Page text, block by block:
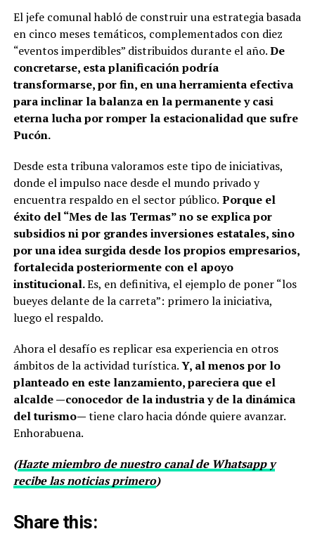
El jefe comunal habló de construir una estrategia basada
en cinco meses temáticos, complementados con diez
“eventos imperdibles” distribuidos durante el año.De
concretarse, esta planificación podría
transformarse, por fin, en una herramienta efectiva
para inclinar la balanza en la permanente y casi
eterna lucha por romper la estacionalidad que sufre
Pucón.
Desde esta tribuna valoramos este tipo de iniciativas,
donde el impulso nace desde el mundo privado y
encuentra respaldo en el sector público. Porque el
éxito del “Mes de las Termas” no se explica por
subsidios ni por grandes inversiones estatales, sino
por una idea surgida desde los propios empresarios,
fortalecida posteriormente con el apoyo
institucional.Es, en definitiva, el ejemplo de poner “los
bueyes delante de la carreta”: primero la iniciativa,
luego el respaldo.
Ahora el desafío es replicar esa experiencia en otros
ámbitos de la actividad turística.Y, al menos por lo
planteado en este lanzamiento, pareciera que el
alcalde —conocedor de la industria y de la dinámica
del turismo—tiene claro hacia dónde quiere avanzar.
Enhorabuena.
(Hazte miembro de nuestro canal de Whatsapp y
recibe las noticias primero)
Share this: